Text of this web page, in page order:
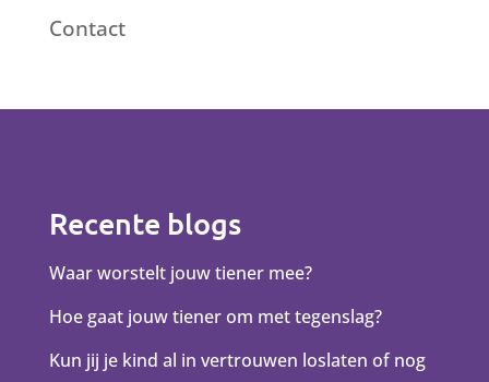
Contact
Recente blogs
Waar worstelt jouw tiener mee?
Hoe gaat jouw tiener om met tegenslag?
Kun jij je kind al in vertrouwen loslaten of nog